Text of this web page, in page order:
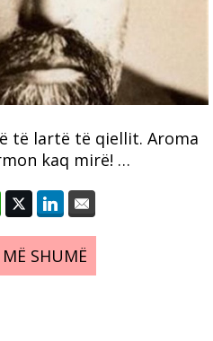
të lartë të qiellit. Aroma
kaq mirë! …
MË SHUMË